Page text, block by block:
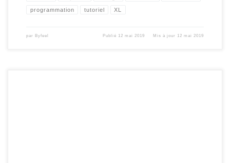
programmation tutoriel XL
par Byfeel Publié 12 mai 2019 Mis à jour 12 mai 2019